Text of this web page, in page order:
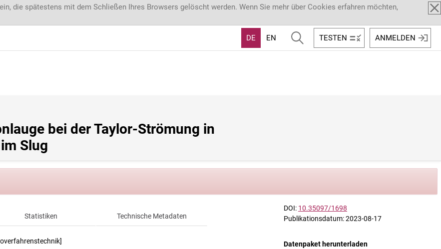
die spätestens mit dem Schließen Ihres Browsers gelöscht werden. Wenn Sie mehr über Cookies erfahren möchten,
DE EN TESTEN ANMELDEN
bei der Taylor-Strömung in
Slug
Statistiken Technische Metadaten
DOI: 10.35097/1698
Publikationsdatum: 2023-08-17
Datenpaket herunterladen